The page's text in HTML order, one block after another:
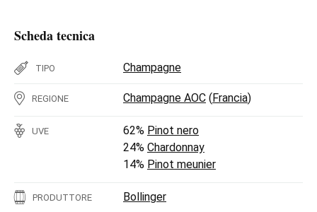
Scheda tecnica
TIPO Champagne
REGIONE Champagne AOC (Francia)
UVE 62% Pinot nero
24% Chardonnay
14% Pinot meunier
PRODUTTORE Bollinger